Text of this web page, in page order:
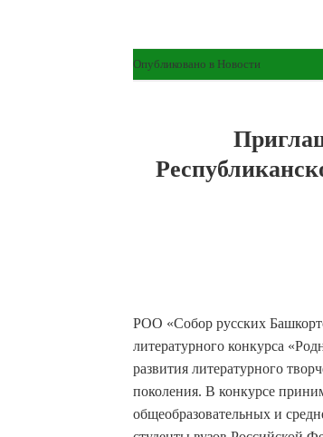
Опубликовано в Новости
РОО «Собор русских
литературного конкурса
развития литературного
поколения. В конкурсе
общеобразовательных и